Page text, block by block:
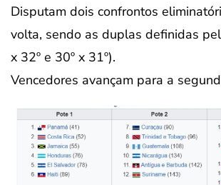
Disputam dois confrontos
volta, sendo as duplas definidas
x 32º e 30º x 31º).
Vencedores avançam para a